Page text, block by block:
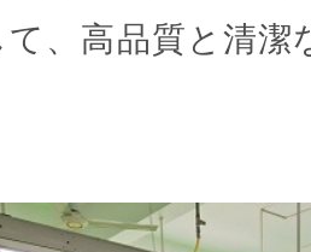
て、高品質と清潔